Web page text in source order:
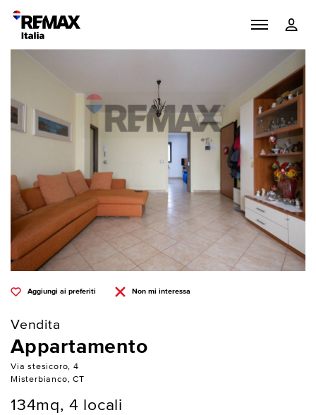
Aggiungi ai preferiti Non mi interessa
Vendita
Appartamento
Via stesicoro, 4
Misterbianco, CT
134mq, 4 locali